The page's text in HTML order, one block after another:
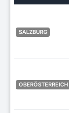
SALZBURG
OBERÖSTERREICH